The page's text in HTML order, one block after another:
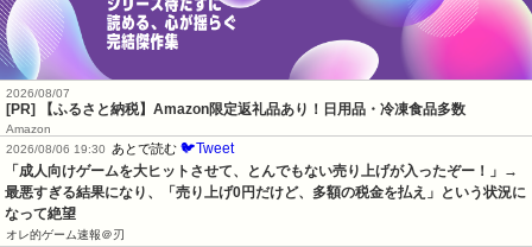
2026/08/07
[PR] 【ふるさと納税】Amazon限定返礼品あり！日用品・冷凍食品多数
Amazon
2026/08/06 19:30
あとで読む 🐦Tweet
「成人向けゲームを大ヒットさせて、とんでもない売り上げが入ったぞー！」→
最悪すぎる結果になり、「売り上げ0円だけど、多額の税金を払え」という状況に
なって絶望
オレ的ゲーム速報＠刃